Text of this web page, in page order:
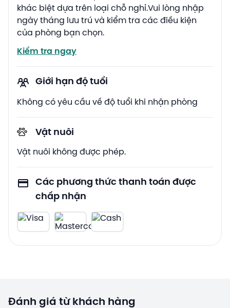
khác biệt dựa trên loại chỗ nghỉ.Vui lòng nhập
ngày tháng lưu trú và kiểm tra các điều kiện
của phòng bạn chọn.
Kiểm tra ngay
Giới hạn độ tuổi
Không có yêu cầu về độ tuổi khi nhận phòng
Vật nuôi
Vật nuôi không được phép.
Các phương thức thanh toán được
chấp nhận
Đánh giá từ khách hàng